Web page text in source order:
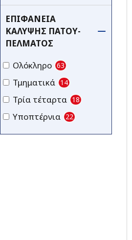
ΕΠΙΦΆΝΕΙΑ
ΚΆΛΥΨΗΣ ΠΆΤΟΥ-
ΠΈΛΜΑΤΟΣ
Ολόκληρο 63
Τμηματικά 14
Τρία τέταρτα 18
Υποπτέρνια 22